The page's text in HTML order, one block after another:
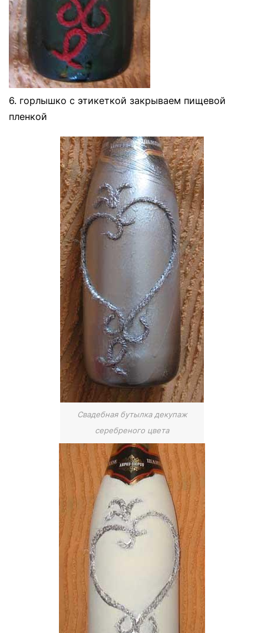
6. горлышко с этикеткой закрываем пищевой
пленкой
Свадебная бутылка декупаж
серебреного цвета